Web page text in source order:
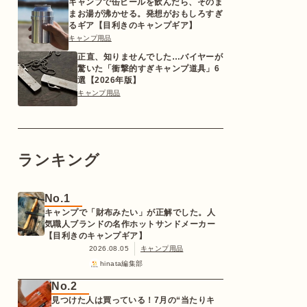
キャンプで缶ビールを飲んだら、そのま
まお湯が沸かせる。発想がおもしろすぎ
るギア【目利きのキャンプギア】
キャンプ用品
正直、知りませんでした…バイヤーが
驚いた「衝撃的すぎキャンプ道具」6
選【2026年版】
キャンプ用品
ランキング
No.1
キャンプで「財布みたい」が正解でした。人
気職人ブランドの名作ホットサンドメーカー
【目利きのキャンプギア】
2026.08.05
キャンプ用品
hinata編集部
No.2
見つけた人は買っている！7月の“当たりキ